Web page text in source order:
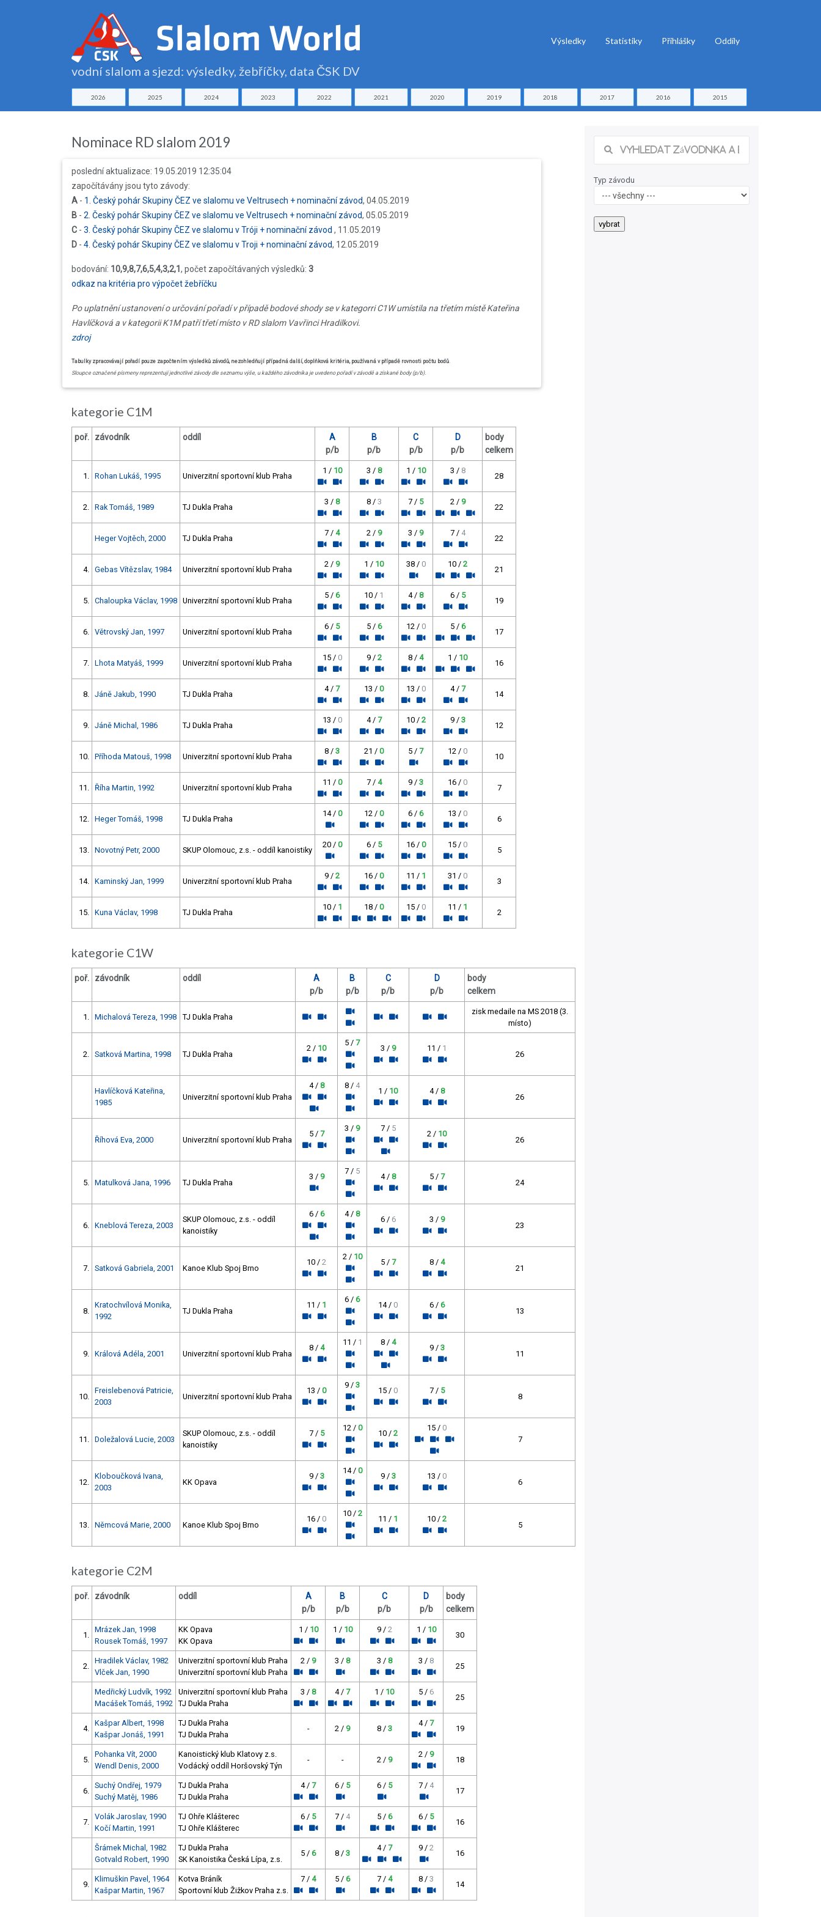
vodní slalom a sjezd: výsledky, žebříčky, data ČSK DV
Výsledky Statistiky Přihlášky Oddíly
2026 2025 2024 2023 2022 2021 2020 2019 2018 2017 2016 2015
Nominace RD slalom 2019
poslední aktualizace: 19.05.2019 12:35:04
započítávány jsou tyto závody:
A - 1. Český pohár Skupiny ČEZ ve slalomu ve Veltrusech + nominační závod, 04.05.2019
B - 2. Český pohár Skupiny ČEZ ve slalomu ve Veltrusech + nominační závod, 05.05.2019
C - 3. Český pohár Skupiny ČEZ ve slalomu v Tróji + nominační závod , 11.05.2019
D - 4. Český pohár Skupiny ČEZ ve slalomu v Troji + nominační závod, 12.05.2019
bodování: 10,9,8,7,6,5,4,3,2,1 , počet započítávaných výsledků: 3
odkaz na kritéria pro výpočet žebříčku
Po uplatnění ustanovení o určování pořadí v případě bodové shody se v kategorri C1W umístila na třetím místě Kateřina
Havlíčková a v kategorii K1M patří třetí místo v RD slalom Vavřinci Hradilkovi.
zdroj
Tabulky zpracovávají pořadí pouze započtením výsledků závodů, nezohledňují případná další, doplňková kritéria, používaná v případě rovnosti počtu bodů.
Sloupce označené písmeny reprezentují jednotlivé závody dle seznamu výše, u každého závodníka je uvedeno pořadí v závodě a získané body (p/b).
kategorie C1M
poř. závodník oddíl
A
p/b
B
p/b
C
p/b
D
p/b
body
celkem
1. Rohan Lukáš, 1995 Univerzitní sportovní klub Praha
1 / 10 3 / 8 1 / 10 3 / 8
28
2. Rak Tomáš, 1989 TJ Dukla Praha
3 / 8 8 / 3 7 / 5 2 / 9
22
Heger Vojtěch, 2000 TJ Dukla Praha
7 / 4 2 / 9 3 / 9 7 / 4
22
4. Gebas Vítězslav, 1984 Univerzitní sportovní klub Praha
2 / 9 1 / 10 38 / 0 10 / 2
21
5. Chaloupka Václav, 1998 Univerzitní sportovní klub Praha
5 / 6 10 / 1 4 / 8 6 / 5
19
6. Větrovský Jan, 1997 Univerzitní sportovní klub Praha
6 / 5 5 / 6 12 / 0 5 / 6
17
7. Lhota Matyáš, 1999 Univerzitní sportovní klub Praha
15 / 0 9 / 2 8 / 4 1 / 10
16
8. Jáně Jakub, 1990 TJ Dukla Praha
4 / 7 13 / 0 13 / 0 4 / 7
14
9. Jáně Michal, 1986 TJ Dukla Praha
13 / 0 4 / 7 10 / 2 9 / 3
12
10. Příhoda Matouš, 1998 Univerzitní sportovní klub Praha
8 / 3 21 / 0 5 / 7 12 / 0
10
11. Říha Martin, 1992 Univerzitní sportovní klub Praha
11 / 0 7 / 4 9 / 3 16 / 0
7
12. Heger Tomáš, 1998 TJ Dukla Praha
14 / 0 12 / 0 6 / 6 13 / 0
6
13. Novotný Petr, 2000 SKUP Olomouc, z.s. - oddíl kanoistiky
20 / 0 6 / 5 16 / 0 15 / 0
5
14. Kaminský Jan, 1999 Univerzitní sportovní klub Praha
9 / 2 16 / 0 11 / 1 31 / 0
3
15. Kuna Václav, 1998 TJ Dukla Praha
10 / 1 18 / 0 15 / 0 11 / 1
2
kategorie C1W
poř. závodník oddíl
A
p/b
B
p/b
C
p/b
D
p/b
body
celkem
1. Michalová Tereza, 1998 TJ Dukla Praha
zisk medaile na MS 2018 (3.
místo)
2. Satková Martina, 1998 TJ Dukla Praha
2 / 10
5 / 7
3 / 9 11 / 1
26
Havlíčková Kateřina,
1985
Univerzitní sportovní klub Praha
4 / 8 8 / 4
1 / 10 4 / 8
26
Říhová Eva, 2000 Univerzitní sportovní klub Praha
5 / 7
3 / 9 7 / 5
2 / 10
26
5. Matulková Jana, 1996 TJ Dukla Praha
3 / 9
7 / 5
4 / 8 5 / 7
24
6. Kneblová Tereza, 2003
SKUP Olomouc, z.s. - oddíl
kanoistiky
6 / 6 4 / 8
6 / 6 3 / 9
23
7. Satková Gabriela, 2001 Kanoe Klub Spoj Brno
10 / 2
2 / 10
5 / 7 8 / 4
21
8.
Kratochvílová Monika,
1992
TJ Dukla Praha
11 / 1
6 / 6
14 / 0 6 / 6
13
9. Králová Adéla, 2001 Univerzitní sportovní klub Praha
8 / 4
11 / 1 8 / 4
9 / 3
11
10.
Freislebenová Patricie,
2003
Univerzitní sportovní klub Praha
13 / 0
9 / 3
15 / 0 7 / 5
8
11. Doležalová Lucie, 2003
SKUP Olomouc, z.s. - oddíl
kanoistiky
7 / 5
12 / 0
10 / 2
15 / 0
7
12.
Kloboučková Ivana,
2003
KK Opava
9 / 3
14 / 0
9 / 3 13 / 0
6
13. Němcová Marie, 2000 Kanoe Klub Spoj Brno
16 / 0
10 / 2
11 / 1 10 / 2
5
kategorie C2M
poř. závodník oddíl
A
p/b
B
p/b
C
p/b
D
p/b
body
celkem
1.
Mrázek Jan, 1998
Rousek Tomáš, 1997
KK Opava
KK Opava
1 / 10 1 / 10 9 / 2 1 / 10
30
2.
Hradilek Václav, 1982
Vlček Jan, 1990
Univerzitní sportovní klub Praha
Univerzitní sportovní klub Praha
2 / 9 3 / 8 3 / 8 3 / 8
25
Medřický Ludvík, 1992
Macášek Tomáš, 1992
Univerzitní sportovní klub Praha
TJ Dukla Praha
3 / 8 4 / 7 1 / 10 5 / 6
25
4.
Kašpar Albert, 1998
Kašpar Jonáš, 1991
TJ Dukla Praha
TJ Dukla Praha
- 2 / 9 8 / 3
4 / 7
19
5.
Pohanka Vít, 2000
Wendl Denis, 2000
Kanoistický klub Klatovy z.s.
Vodácký oddíl Horšovský Týn
- - 2 / 9
2 / 9
18
6.
Suchý Ondřej, 1979
Suchý Matěj, 1986
TJ Dukla Praha
TJ Dukla Praha
4 / 7 6 / 5 6 / 5 7 / 4
17
7.
Volák Jaroslav, 1990
Kočí Martin, 1991
TJ Ohře Klášterec
TJ Ohře Klášterec
6 / 5 7 / 4 5 / 6 6 / 5
16
Šrámek Michal, 1982
Gotvald Robert, 1990
TJ Dukla Praha
SK Kanoistika Česká Lípa, z.s.
5 / 6 8 / 3
4 / 7 9 / 2
16
9.
Klimuškin Pavel, 1964
Kašpar Martin, 1967
Kotva Bráník
Sportovní klub Žižkov Praha z.s.
7 / 4 5 / 6 7 / 4 8 / 3
14
Typ závodu